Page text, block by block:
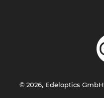
© 2026, Edeloptics